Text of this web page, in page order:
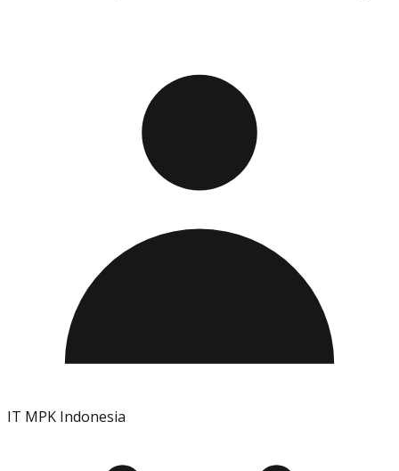
IT MPK Indonesia